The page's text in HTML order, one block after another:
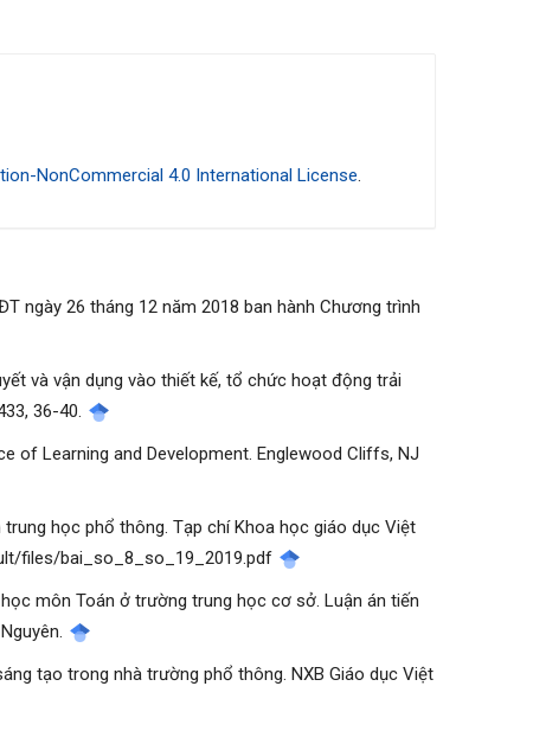
NonCommercial 4.0 International License.
ngày 26 tháng 12 năm 2018 ban hành Chương trình
và vận dụng vào thiết kế, tổ chức hoạt động trải
36-40.
of Learning and Development. Englewood Cliffs, NJ
học phổ thông. Tạp chí Khoa học giáo dục Việt
files/bai_so_8_so_19_2019.pdf
môn Toán ở trường trung học cơ sở. Luận án tiến
tạo trong nhà trường phổ thông. NXB Giáo dục Việt